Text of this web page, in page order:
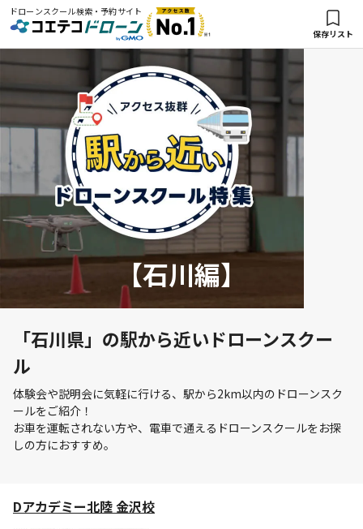
ドローンスクール検索・予約サイト
保存リスト
【石川編】
「石川県」の駅から近いドローンスクー
ル
体験会や説明会に気軽に行ける、駅から2km以内のドローンスク
ールをご紹介！
お車を運転されない方や、電車で通えるドローンスクールをお探
しの方におすすめ。
Dアカデミー北陸 金沢校